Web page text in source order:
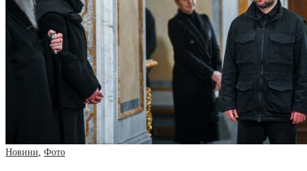
Новини, Фото